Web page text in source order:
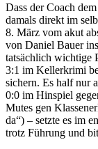
Dass der Coach
damals direkt im
8. März vom akut
von Daniel Bauer
tatsächlich wichtige
3:1 im Kellerkrimi
sichern. Es half nur
0:0 im Hinspiel
Mutes gen
da“) – setzte es im
trotz Führung und